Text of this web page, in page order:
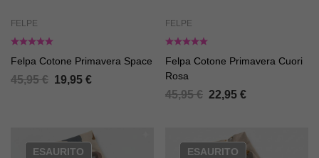
FELPE
Felpa Cotone Primavera Space
45,95€ 19,95 €
FELPE
Felpa Cotone Primavera Cuori
Rosa
45,95€ 22,95 €
ESAURITO ESAURITO